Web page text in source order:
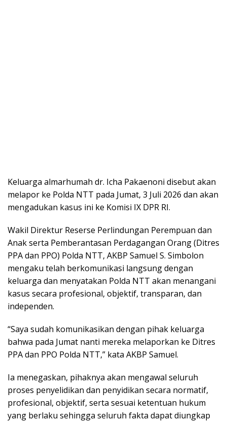
Keluarga almarhumah dr. Icha Pakaenoni disebut akan
melapor ke Polda NTT pada Jumat, 3 Juli 2026 dan akan
mengadukan kasus ini ke Komisi IX DPR RI.
Wakil Direktur Reserse Perlindungan Perempuan dan
Anak serta Pemberantasan Perdagangan Orang (Ditres
PPA dan PPO) Polda NTT, AKBP Samuel S. Simbolon
mengaku telah berkomunikasi langsung dengan
keluarga dan menyatakan Polda NTT akan menangani
kasus secara profesional, objektif, transparan, dan
independen.
“Saya sudah komunikasikan dengan pihak keluarga
bahwa pada Jumat nanti mereka melaporkan ke Ditres
PPA dan PPO Polda NTT,” kata AKBP Samuel.
Ia menegaskan, pihaknya akan mengawal seluruh
proses penyelidikan dan penyidikan secara normatif,
profesional, objektif, serta sesuai ketentuan hukum
yang berlaku sehingga seluruh fakta dapat diungkap